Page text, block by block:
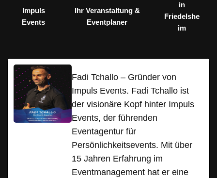
Impuls
Events
Ihr Veranstaltung &
Eventplaner
in
Friedelshe
im
Fadi Tchallo – Gründer von
Impuls Events. Fadi Tchallo ist
der visionäre Kopf hinter Impuls
Events, der führenden
Eventagentur für
Persönlichkeitsevents. Mit über
15 Jahren Erfahrung im
Eventmanagement hat er eine